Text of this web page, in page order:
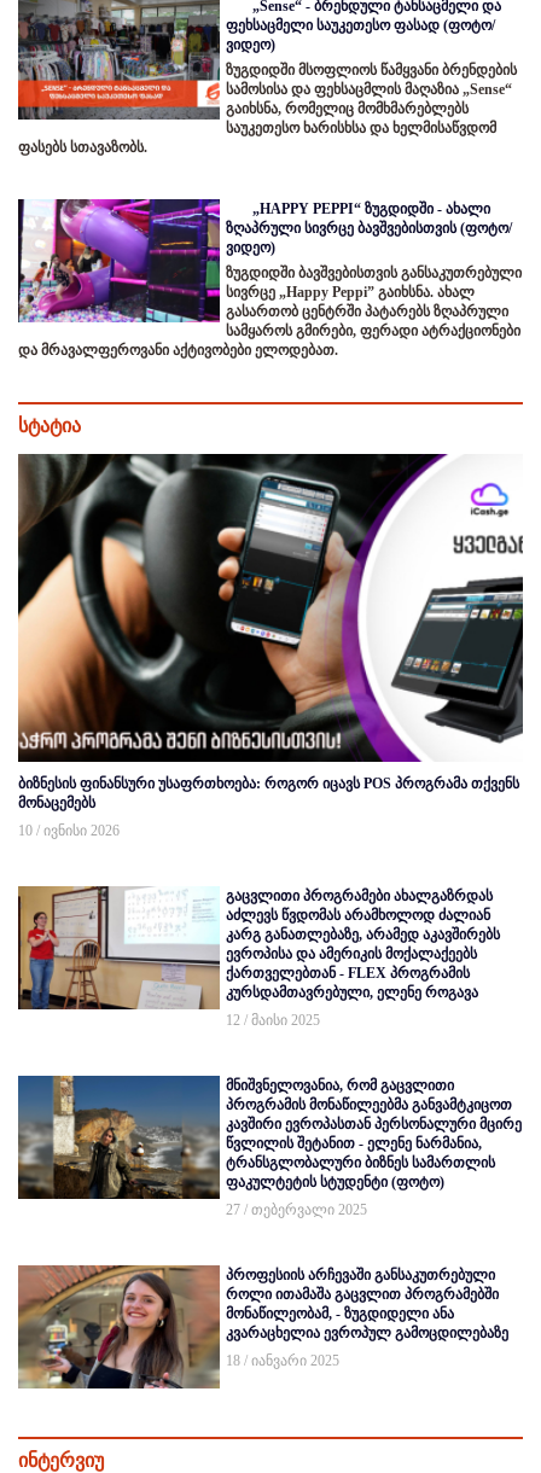
„Sense“ - ბრენდული ტანსაცმელი და
ფეხსაცმელი საუკეთესო ფასად (ფოტო/
ვიდეო)
ზუგდიდში მსოფლიოს წამყვანი ბრენდების
სამოსისა და ფეხსაცმლის მაღაზია „Sense“
გაიხსნა, რომელიც მომხმარებლებს
საუკეთესო ხარისხსა და ხელმისაწვდომ
ფასებს სთავაზობს.
„HAPPY PEPPI“ ზუგდიდში - ახალი
ზღაპრული სივრცე ბავშვებისთვის (ფოტო/
ვიდეო)
ზუგდიდში ბავშვებისთვის განსაკუთრებული
სივრცე „Happy Peppi” გაიხსნა. ახალ
გასართობ ცენტრში პატარებს ზღაპრული
სამყაროს გმირები, ფერადი ატრაქციონები
და მრავალფეროვანი აქტივობები ელოდებათ.
სტატია
ბიზნესის ფინანსური უსაფრთხოება: როგორ იცავს POS პროგრამა თქვენს
მონაცემებს
10 / ივნისი 2026
გაცვლითი პროგრამები ახალგაზრდას
აძლევს წვდომას არამხოლოდ ძალიან
კარგ განათლებაზე, არამედ აკავშირებს
ევროპისა და ამერიკის მოქალაქეებს
ქართველებთან - FLEX პროგრამის
კურსდამთავრებული, ელენე როგავა
12 / მაისი 2025
მნიშვნელოვანია, რომ გაცვლითი
პროგრამის მონაწილეებმა განვამტკიცოთ
კავშირი ევროპასთან პერსონალური მცირე
წვლილის შეტანით - ელენე ნარმანია,
ტრანსგლობალური ბიზნეს სამართლის
ფაკულტეტის სტუდენტი (ფოტო)
27 / თებერვალი 2025
პროფესიის არჩევაში განსაკუთრებული
როლი ითამაშა გაცვლით პროგრამებში
მონაწილეობამ, - ზუგდიდელი ანა
კვარაცხელია ევროპულ გამოცდილებაზე
18 / იანვარი 2025
ინტერვიუ